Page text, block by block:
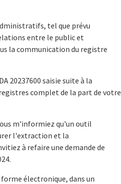
tel que prévu
entre le public et
la communication du registre
20237600 saisie suite à la
complet de la part de votre
m'informiez qu'un outil
l'extraction et la
à refaire une demande de
électronique, dans un